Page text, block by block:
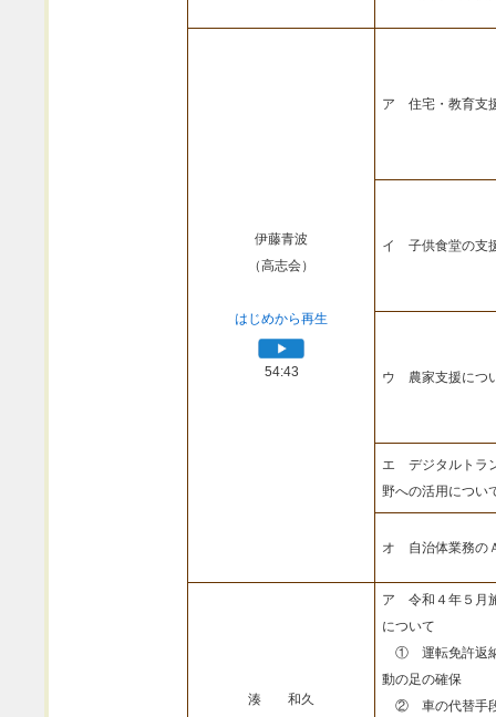
伊藤青波
（高志会）
はじめから再生
54:43
ア 住宅・教育支
イ 子供食堂の支
ウ 農家支援につ
エ デジタルトラ
野への活用につい
オ 自治体業務の
湊 和久
ア 令和４年５月
について
① 運転免許返納
動の足の確保
② 車の代替手段